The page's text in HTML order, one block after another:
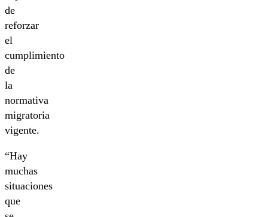
de
reforzar
el
cumplimiento
de
la
normativa
migratoria
vigente.
“Hay
muchas
situaciones
que